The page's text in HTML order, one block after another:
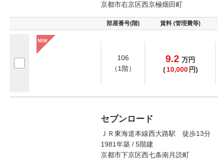
京都市右京区西京極畑田町
部屋番号(階) 賃料 (管理費等)
106
（1階）
9.2 万円
(10,000 円)
セブンロード
ＪＲ東海道本線西大路駅 徒歩13分
1981年築 / 5階建
京都市下京区西七条南月読町